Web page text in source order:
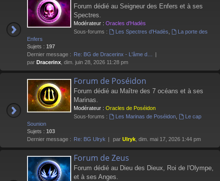
Forum dédié au Seigneur des Enfers et à ses
Spectres.
Modérateur : Oracles d'Hadès
Sous-forums :
Les Spectres d'Hadès
La porte des
Enfers
Sujets : 197
Dernier message : Re: BG de Dracerinx - L'âme d…
par Dracerinx , dim. juin 28, 2026 11:28 pm
Forum de Poséidon
Forum dédié au Maître des 7 océans et à ses
Marinas.
Modérateur : Oracles de Poséidon
Sous-forums :
Les Marinas de Poséidon,
Le cap
Sounion
Sujets : 103
Dernier message : Re: BG Ulryk par Ulryk , dim. mai 17, 2026 1:44 pm
Forum de Zeus
Forum dédié au Dieu des Dieux, Roi de l'Olympe,
et à ses Anges.